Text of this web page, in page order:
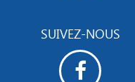
SUIVEZ-NOUS